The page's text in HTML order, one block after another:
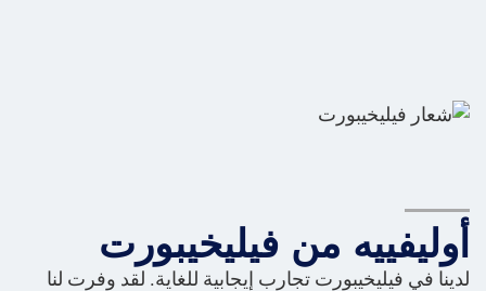
أوليفييه من فيليخيبورت
لدينا في فيليخيبورت تجارب إيجابية للغاية. لقد وفرت لنا